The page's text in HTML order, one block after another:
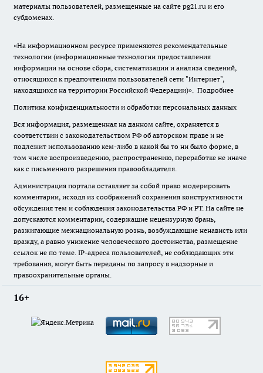
материалы пользователей, размещенные на сайте pg21.ru и его
субдоменах.
«На информационном ресурсе применяются рекомендательные
технологии (информационные технологии предоставления
информации на основе сбора, систематизации и анализа сведений,
относящихся к предпочтениям пользователей сети "Интернет",
находящихся на территории Российской Федерации)». Подробнее
Политика конфиденциальности и обработки персональных данных
Вся информация, размещенная на данном сайте, охраняется в
соответствии с законодательством РФ об авторском праве и не
подлежит использованию кем-либо в какой бы то ни было форме, в
том числе воспроизведению, распространению, переработке не иначе
как с письменного разрешения правообладателя.
Администрация портала оставляет за собой право модерировать
комментарии, исходя из соображений сохранения конструктивности
обсуждения тем и соблюдения законодательства РФ и РТ. На сайте не
допускаются комментарии, содержащие нецензурную брань,
разжигающие межнациональную рознь, возбуждающие ненависть или
вражду, а равно унижение человеческого достоинства, размещение
ссылок не по теме. IP-адреса пользователей, не соблюдающих эти
требования, могут быть переданы по запросу в надзорные и
правоохранительные органы.
16+